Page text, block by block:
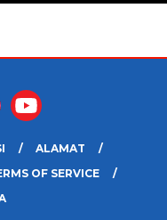
ALAMAT
OF SERVICE